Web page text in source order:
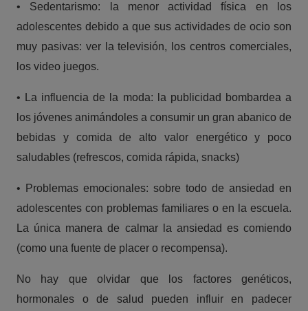
• Sedentarismo: la menor actividad física en los
adolescentes debido a que sus actividades de ocio son
muy pasivas: ver la televisión, los centros comerciales,
los video juegos.
• La influencia de la moda: la publicidad bombardea a
los jóvenes animándoles a consumir un gran abanico de
bebidas y comida de alto valor energético y poco
saludables (refrescos, comida rápida, snacks)
• Problemas emocionales: sobre todo de ansiedad en
adolescentes con problemas familiares o en la escuela.
La única manera de calmar la ansiedad es comiendo
(como una fuente de placer o recompensa).
No hay que olvidar que los factores genéticos,
hormonales o de salud pueden influir en padecer